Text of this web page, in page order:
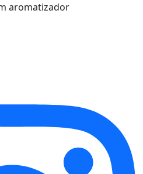
aromatizador